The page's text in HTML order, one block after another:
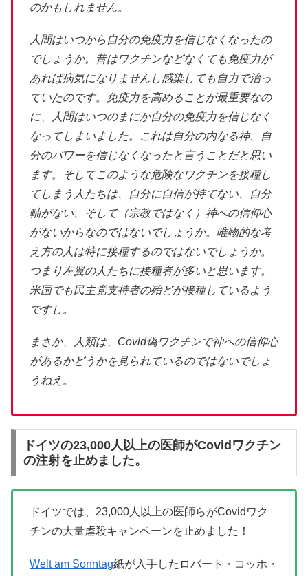
のかもしれません。
人間はいつから自分の免疫力を信じなくなったの
でしょうか。昔はワクチンなどなくても免疫力が
あれば病気になりませんし感染しても自力で治っ
ていたのです。免疫力を高めることが最重要なの
に、人間はいつのまにか自分の免疫力を信じなく
なってしまいました。これは自分の内なる神、自
分のパワーを信じなくなったと言うことだと思い
ます。そしてこのような危険なワクチンを接種し
てしまう人たちは、自分に自信が持てない、自分
軸がない、そして（宗教ではなく）神への信仰心
がないからなのではないでしょうか。唯物的な考
え方の人は特に接種するのではないでしょうか。
つまり左翼の人たちに接種者が多いと思います。
米国でも民主党支持者の殆どが接種しているよう
ですし。
まさか、人類は、Covid偽ワクチンで神への信仰心
があるかどうかを見られているのではないでしょ
うねえ。
ドイツの23,000人以上の医師がCovidワクチン
の注射を止めました。
ドイツでは、23,000人以上の医師らがCovidワク
チンの大量虐殺キャンペーンを止めました！
Welt am Sonntag紙が入手したロバート・コッホ・